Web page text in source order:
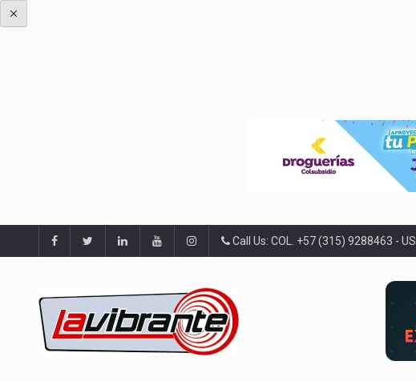
Call Us: COL. +57 (315) 9288463 -